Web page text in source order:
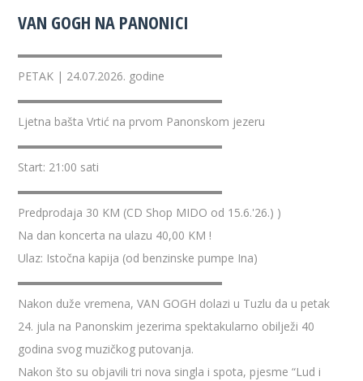
VAN GOGH NA PANONICI
▬▬▬▬▬▬▬▬▬▬▬▬▬▬▬▬▬▬
PETAK | 24.07.2026. godine
▬▬▬▬▬▬▬▬▬▬▬▬▬▬▬▬▬▬
Ljetna bašta Vrtić na prvom Panonskom jezeru
▬▬▬▬▬▬▬▬▬▬▬▬▬▬▬▬▬▬
Start: 21:00 sati
▬▬▬▬▬▬▬▬▬▬▬▬▬▬▬▬▬▬
Predprodaja 30 KM (CD Shop MIDO od 15.6.'26.) )
Na dan koncerta na ulazu 40,00 KM !
Ulaz: Istočna kapija (od benzinske pumpe Ina)
▬▬▬▬▬▬▬▬▬▬▬▬▬▬▬▬▬▬
Nakon duže vremena, VAN GOGH dolazi u Tuzlu da u petak
24. jula na Panonskim jezerima spektakularno obilježi 40
godina svog muzičkog putovanja.
Nakon što su objavili tri nova singla i spota, pjesme “Lud i